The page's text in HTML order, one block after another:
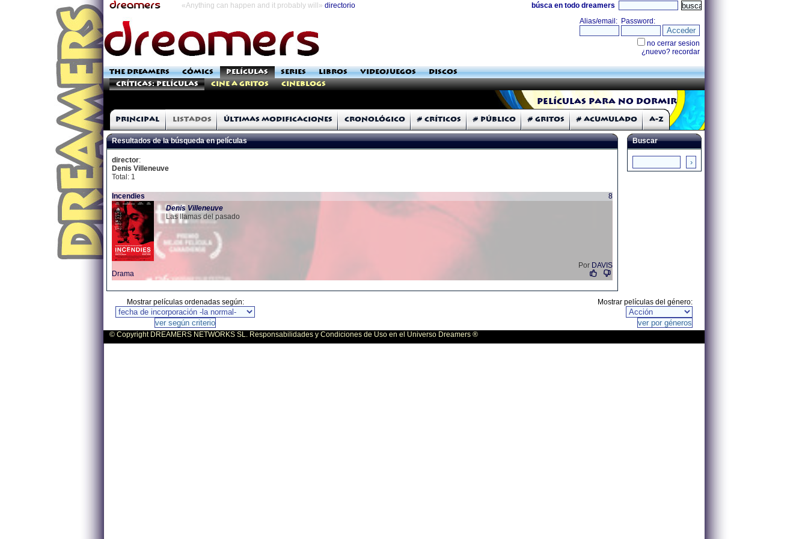
«Anything can happen and it probably will» directorio búsca en todo dreamers
THE DREAMERS CÓMICS PELÍCULAS SERIES LIBROS VIDEOJUEGOS
DISCOS
Críticas: Películas
Cine a Gritos Cineblogs
Películas para no dormir
Principal Listados Últimas modificaciones Cronológico # Críticos # Público # Gritos # Acumulado A-Z
Resultados de la búsqueda en películas
director:
Denis Villeneuve
Total: 1
Incendies
8
Denis Villeneuve
Las llamas del pasado
Por DAVIS
Drama
Buscar
Mostrar películas ordenadas según: Mostrar películas del género:
© Copyright DREAMERS NETWORKS SL. Responsabilidades y Condiciones de Uso en el Universo Dreamers ®